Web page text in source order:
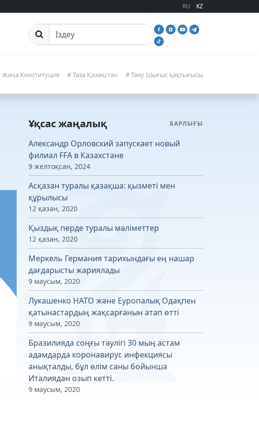
RU KZ
Сайттан іздеу
Жаңа Конституция # Таза Қазақстан # Таяу Шығыс қақтығысы
Ұқсас жаңалық БАРЛЫҒЫ
Александр Орловский запускает новый
филиал FFA в Казахстане
9 желтоқсан, 2024
Асқазан туралы қазақша: қызметі мен
құрылысы
12 қазан, 2020
Қыздық перде туралы мәліметтер
12 қазан, 2020
Меркель Германия тарихындағы ең нашар
дағдарысты жариялады
9 маусым, 2020
Лукашенко НАТО және Еуропалық Одақпен
қатынастардың жақсарғанын атап өтті
9 маусым, 2020
Бразилияда соңғы тәулігі 30 мың астам
адамдарда коронавирус инфекциясы
анықталды, бұл өлім саны бойынша
Италиядан озып кетті.
9 маусым, 2020